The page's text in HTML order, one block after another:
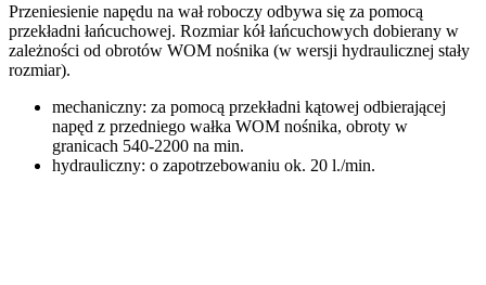
Przeniesienie napędu na wał roboczy odbywa się za pomocą
przekładni łańcuchowej. Rozmiar kół łańcuchowych dobierany w
zależności od obrotów WOM nośnika (w wersji hydraulicznej stały
rozmiar).
mechaniczny: za pomocą przekładni kątowej odbierającej
napęd z przedniego wałka WOM nośnika, obroty w
granicach 540-2200 na min.
hydrauliczny: o zapotrzebowaniu ok. 20 l./min.